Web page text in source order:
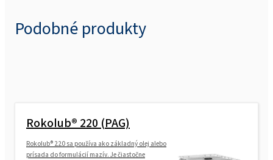
Podobné produkty
Rokolub® 220 (PAG)
Rokolub® 220 sa používa ako základný olej alebo
prísada do formulácií mazív. Je čiastočne